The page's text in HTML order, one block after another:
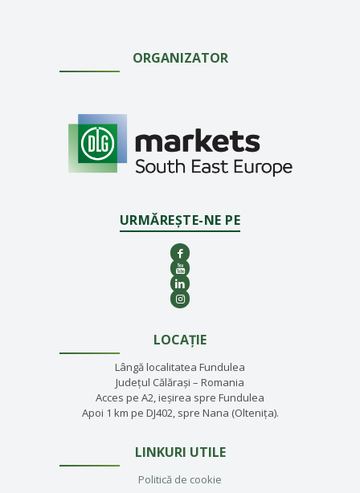
ORGANIZATOR
URMĂREȘTE-NE PE
LOCAȚIE
Lângă localitatea Fundulea
Județul Călărași – Romania
Acces pe A2, ieșirea spre Fundulea
Apoi 1 km pe DJ402, spre Nana (Oltenița).
LINKURI UTILE
Politică de cookie